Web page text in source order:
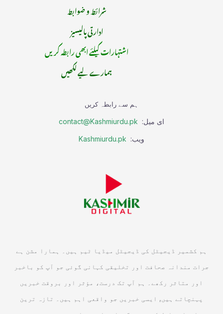
شرائط و ضوابط
ادارتی پالیسیز
اشتہارات کیلئے ابھی رابطہ کریں
ہمارے لیے لکھیں
ہم سے رابطہ کریں
ای میل: contact@Kashmiurdu.pk
ویب: Kashmiurdu.pk
ہم کشمیر ڈیجیٹل کی ڈیجیٹل میڈیا ٹیم ہیں۔ ہمارا مشن ہے
جرات مندانہ صحافت اور تخلیقی کہانی گوئی جو آپ کو باخبر
اور متاثر رکھے۔ ہم آپ تک درست، مؤثر اور بروقت خبریں
پہنچاتے ہیں, ایسی خبریں جو واقعی اہم ہیں۔ تازہ ترین